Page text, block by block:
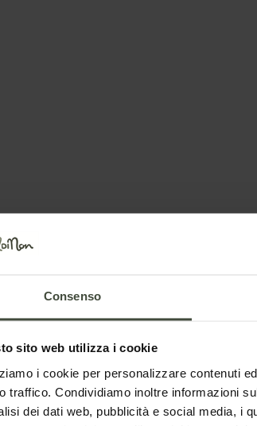
Consenso
sito web utilizza i cookie
i cookie per personalizzare contenuti
traffico. Condividiamo inoltre informazioni
dei dati web, pubblicità e social media, i
e
tuo soggiorno